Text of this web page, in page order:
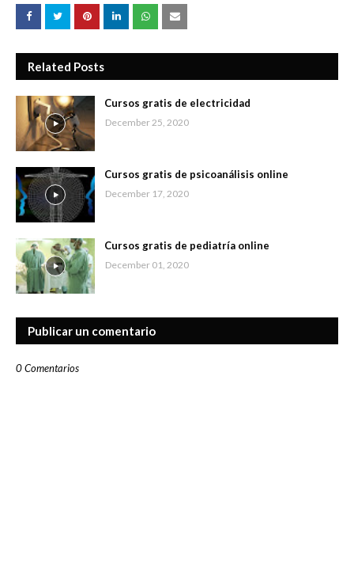
Related Posts
Cursos gratis de electricidad
December 25, 2020
Cursos gratis de psicoanálisis online
December 17, 2020
Cursos gratis de pediatría online
December 01, 2020
Publicar un comentario
0 Comentarios